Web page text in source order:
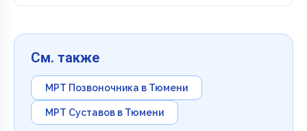
См. также
МРТ Позвоночника в Тюмени
МРТ Суставов в Тюмени